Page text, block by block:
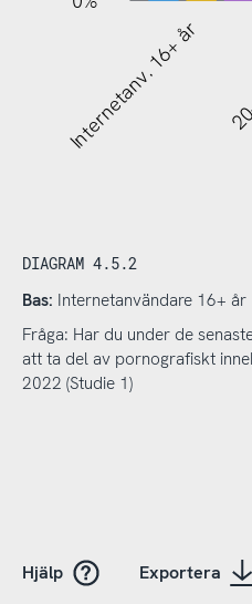
Internetanv. 16+ år
DIAGRAM 4.5.2
Bas: Internetanvändare 16+ år
Fråga: Har du under de
att ta del av pornografiskt
2022 (Studie 1)
Hjälp Exportera